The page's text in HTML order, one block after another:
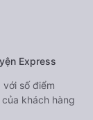
Express
số điểm
khách hàng